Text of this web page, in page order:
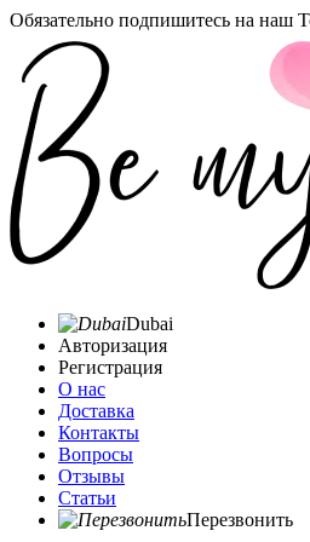
Обязательно подпишитесь на наш
Dubai
Авторизация
Регистрация
О нас
Доставка
Контакты
Вопросы
Отзывы
Статьи
Перезвонить